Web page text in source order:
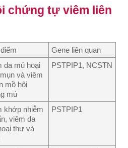
chứng tự viêm liên
Gene liên quan
da mủ hoại
và viêm
mồ hôi
mủ
PSTPIP1, NCSTN
khớp nhiễm
viêm da
thư và
PSTPIP1